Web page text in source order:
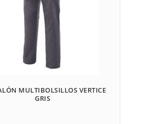
MULTIBOLSILLOS VERTICE
GRIS